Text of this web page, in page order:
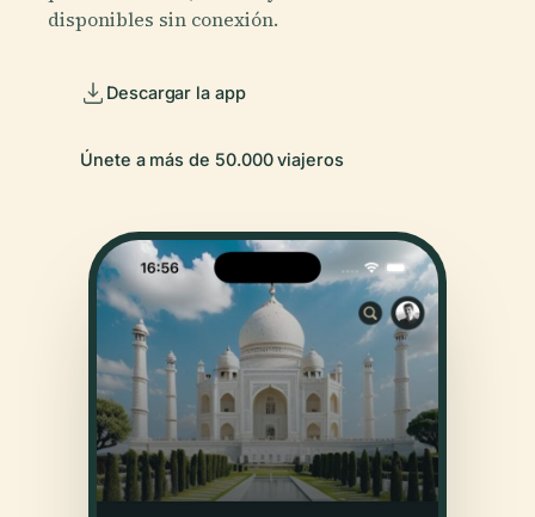
disponibles sin conexión.
Descargar la app
Únete a más de 50.000 viajeros